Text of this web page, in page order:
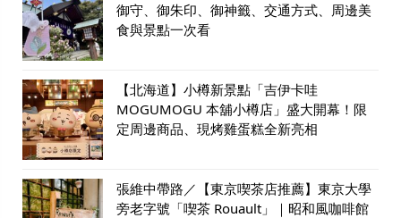
御守、御朱印、御神籤、交通方式、周邊美
食與景點一次看
【北海道】小樽新景點「吉伊卡哇
MOGUMOGU 本舖小樽店」盛大開幕！限
定周邊商品、現烤雞蛋糕全新亮相
張維中帶路／【東京喫茶店推薦】東京大學
旁老字號「喫茶 Rouault」｜昭和風咖啡館